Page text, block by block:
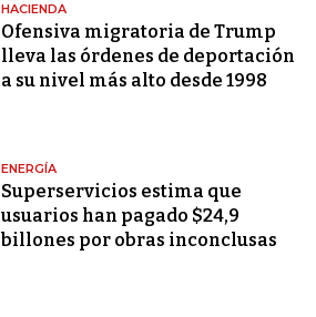
HACIENDA
Ofensiva migratoria de Trump
lleva las órdenes de deportación
a su nivel más alto desde 1998
ENERGÍA
Superservicios estima que
usuarios han pagado $24,9
billones por obras inconclusas